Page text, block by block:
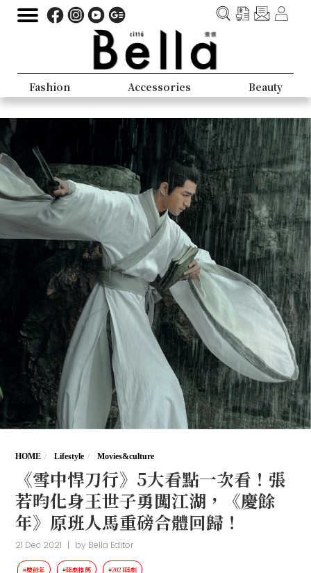
Fashion Accessories Beauty
HOME Lifestyle Movies&culture
《雪中悍刀行》5大看點一次看！張
若昀化身王世子勇闖江湖，《慶餘
年》原班人馬重磅合體回歸！
21 Dec 2021 | by Bella Editor
#慶餘年 #陸劇推薦 #2021陸劇